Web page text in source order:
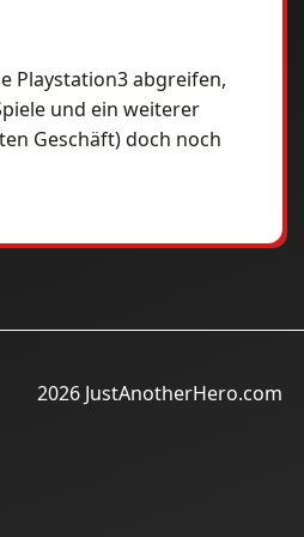
Playstation3 abgreifen,
und ein weiterer
Geschäft) doch noch
2026 JustAnotherHero.com